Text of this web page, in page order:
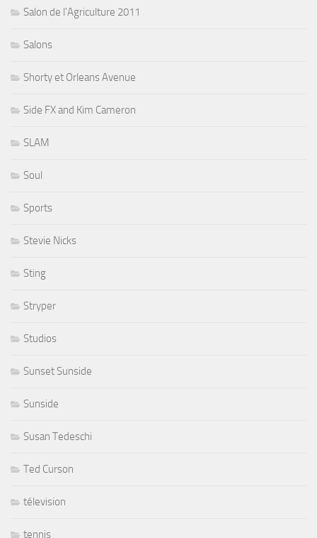
Salon de l'Agriculture 2011
Salons
Shorty et Orleans Avenue
Side FX and Kim Cameron
SLAM
Soul
Sports
Stevie Nicks
Sting
Stryper
Studios
Sunset Sunside
Sunside
Susan Tedeschi
Ted Curson
télevision
tennis